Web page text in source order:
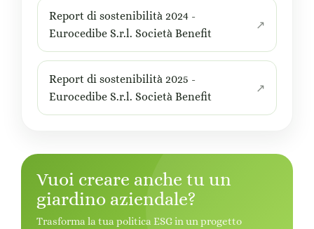
Report di sostenibilità 2024 -
Eurocedibe S.r.l. Società Benefit
Report di sostenibilità 2025 -
Eurocedibe S.r.l. Società Benefit
Vuoi creare anche tu un
giardino aziendale?
Trasforma la tua politica ESG in un progetto